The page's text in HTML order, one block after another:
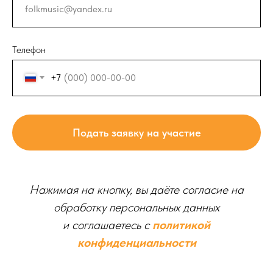
Телефон
+7
Подать заявку на участие
Нажимая на кнопку, вы даёте согласие на
обработку персональных данных
и соглашаетесь c политикой
конфиденциальности